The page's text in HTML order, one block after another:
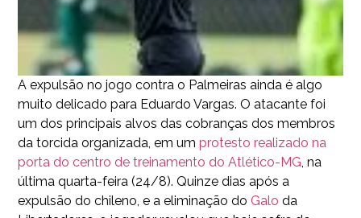
A expulsão no jogo contra o Palmeiras ainda é algo
muito delicado para Eduardo Vargas. O atacante foi
um dos principais alvos das cobranças dos membros
da torcida organizada, em um protesto realizado na
porta do centro de treinamento do Atlético-MG, na
última quarta-feira (24/8). Quinze dias após a
expulsão do chileno, e a eliminação do Galo da